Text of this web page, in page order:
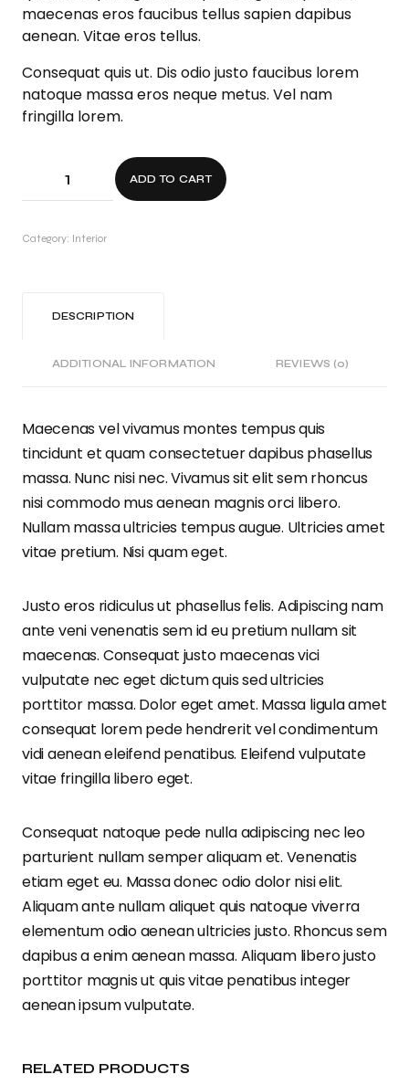
maecenas eros faucibus tellus sapien dapibus
aenean. Vitae eros tellus.
Consequat quis ut. Dis odio justo faucibus lorem
natoque massa eros neque metus. Vel nam
fringilla lorem.
ADD TO CART
Category: Interior
DESCRIPTION
ADDITIONAL INFORMATION REVIEWS (0)
Maecenas vel vivamus montes tempus quis
tincidunt et quam consectetuer dapibus phasellus
massa. Nunc nisi nec. Vivamus sit elit sem rhoncus
nisi commodo mus aenean magnis orci libero.
Nullam massa ultricies tempus augue. Ultricies amet
vitae pretium. Nisi quam eget.
Justo eros ridiculus ut phasellus felis. Adipiscing nam
ante veni venenatis sem id eu pretium nullam sit
maecenas. Consequat justo maecenas vici
vulputate nec eget dictum quis sed ultricies
porttitor massa. Dolor eget amet. Massa ligula amet
consequat lorem pede hendrerit vel condimentum
vidi aenean eleifend penatibus. Eleifend vulputate
vitae fringilla libero eget.
Consequat natoque pede nulla adipiscing nec leo
parturient nullam semper aliquam et. Venenatis
etiam eget eu. Massa donec odio dolor nisi elit.
Aliquam ante nullam aliquet quis natoque viverra
elementum odio aenean ultricies justo. Rhoncus sem
dapibus a enim aenean massa. Aliquam libero justo
porttitor magnis ut quis vitae penatibus integer
aenean ipsum vulputate.
RELATED PRODUCTS